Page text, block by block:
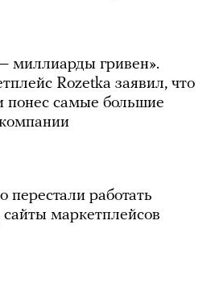
миллиарды гривен».
Rozetka заявил, что
понес самые большие
перестали работать
маркетплейсов